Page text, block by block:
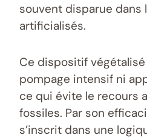
souvent disparue dans
artificialisés.
Ce dispositif
pompage intensif ni
ce qui évite le recours
fossiles. Par son
s’inscrit dans une